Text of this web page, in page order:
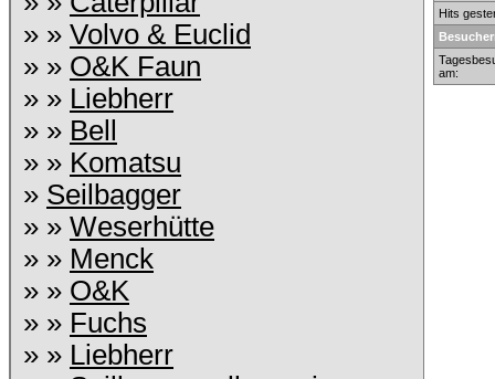
» » Volvo & Euclid
» » O&K Faun
» » Liebherr
» » Bell
» » Komatsu
» Seilbagger
» » Weserhütte
» » Menck
» » O&K
» » Fuchs
» » Liebherr
Hits
am: